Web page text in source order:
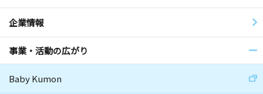
企業情報
事業・活動の広がり
Baby Kumon